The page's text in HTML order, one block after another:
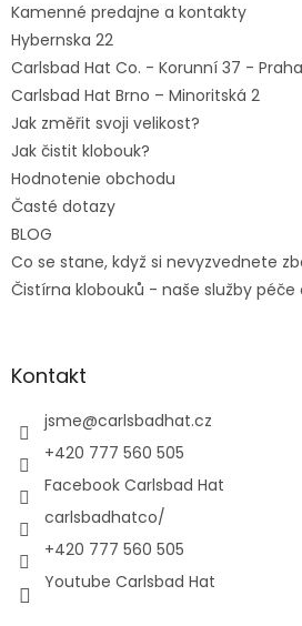
Kamenné predajne a kontakty
Hybernska 22
Carlsbad Hat Co. - Korunní 37 -
Carlsbad Hat Brno – Minoritská 2
Jak změřit svoji velikost?
Jak čistit klobouk?
Hodnotenie obchodu
Časté dotazy
BLOG
Co se stane, když si nevyzvednete
Čistírna klobouků - naše služby péče
Kontakt
jsme@carlsbadhat.cz
+420 777 560 505
Facebook Carlsbad Hat
carlsbadhatco/
+420 777 560 505
Youtube Carlsbad Hat